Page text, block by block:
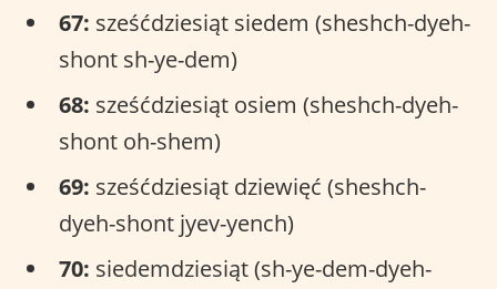
67: sześćdziesiąt siedem (sheshch-dyeh-
shont sh-ye-dem)
68: sześćdziesiąt osiem (sheshch-dyeh-
shont oh-shem)
69: sześćdziesiąt dziewięć (sheshch-
dyeh-shont jyev-yench)
70: siedemdziesiąt (sh-ye-dem-dyeh-